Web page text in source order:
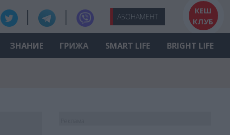
АБОНАМЕНТ
КЕШ
КЛУБ
ЗНАНИЕ ГРИЖА SMART LIFE BRIGHT LIFE